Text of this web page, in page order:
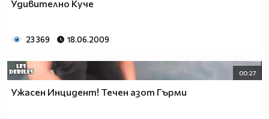
Удивително Куче
23 369 18.06.2009
00:27
Ужасен Инцидент! Течен азот Гърми